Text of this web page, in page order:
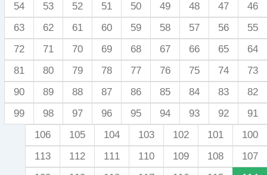
46
47
48
49
50
51
52
53
54
55
56
57
58
59
60
61
62
63
64
65
66
67
68
69
70
71
72
73
74
75
76
77
78
79
80
81
82
83
84
85
86
87
88
89
90
91
92
93
94
95
96
97
98
99
100
101
102
103
104
105
106
107
108
109
110
111
112
113